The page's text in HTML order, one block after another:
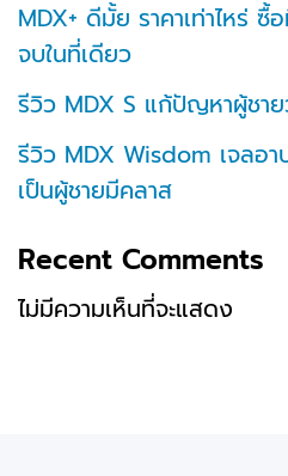
MDX+ ดีมั้ย ราคาเท่าไหร่ ซื้
จบในที่เดียว
รีวิว MDX S แก้ปัญหาผู้ชา
รีวิว MDX Wisdom เจลอ
เป็นผู้ชายมีคลาส
Recent Comments
ไม่มีความเห็นที่จะแสดง